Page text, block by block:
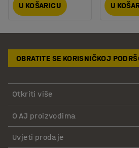
U KOŠARICU U
OBRATITE SE KORISNIČKOJ
Otkriti više
O AJ proizvodima
Uvjeti prodaje